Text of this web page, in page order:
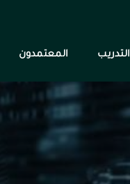
التدريب المعتمدون